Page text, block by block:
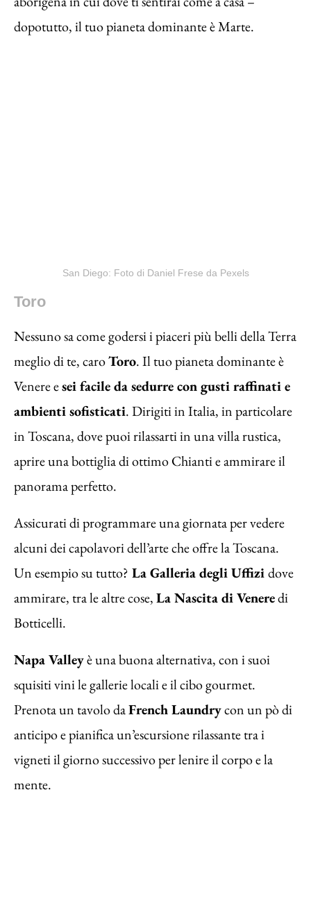
dopotutto, il tuo pianeta dominante è Marte.
San Diego: Foto di Daniel Frese da Pexels
Toro
Nessuno sa come godersi i piaceri più belli della Terra
meglio di te, caroToro. Il tuo pianeta dominante è
Venere esei facile da sedurre con gusti raffinati e
ambienti sofisticati. Dirigiti in Italia, in particolare
in Toscana, dove puoi rilassarti in una villa rustica,
aprire una bottiglia di ottimo Chianti e ammirare il
panorama perfetto.
Assicurati di programmare una giornata per vedere
alcuni dei capolavori dell’arte che offre la Toscana.
Un esempio su tutto? La Galleria degli Uffizidove
ammirare, tra le altre cose,La Nascita di Veneredi
Botticelli.
Napa Valleyè una buona alternativa, con i suoi
squisiti vini le gallerie locali e il cibo gourmet.
Prenota un tavolo daFrench Laundrycon un pò di
anticipo e pianifica un’escursione rilassante tra i
vigneti il giorno successivo per lenire il corpo e la
mente.